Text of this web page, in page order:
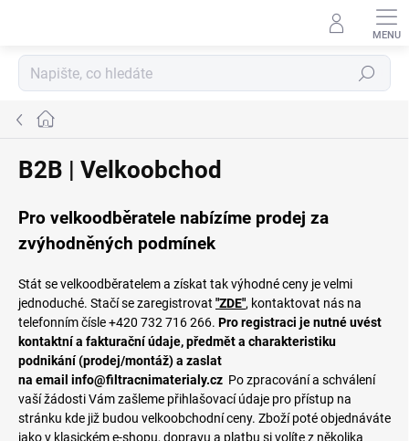
Hledat
Domů
B2B | Velkoobchod
Pro velkoodběratele nabízíme prodej za
zvýhodněných podmínek
Stát se velkoodběratelem a získat tak výhodné ceny je velmi
jednoduché. Stačí se zaregistrovat "ZDE", kontaktovat nás na
telefonním čísle +420 732 716 266. Pro registraci je nutné uvést
kontaktní a fakturační údaje, předmět a charakteristiku
podnikání (prodej/montáž) a zaslat
na email info@filtracnimaterialy.cz Po zpracování a schválení
vaší žádosti Vám zašleme přihlašovací údaje pro přístup na
stránku kde již budou velkoobchodní ceny. Zboží poté objednáváte
jako v klasickém e-shopu, dopravu a platbu si volíte z několika